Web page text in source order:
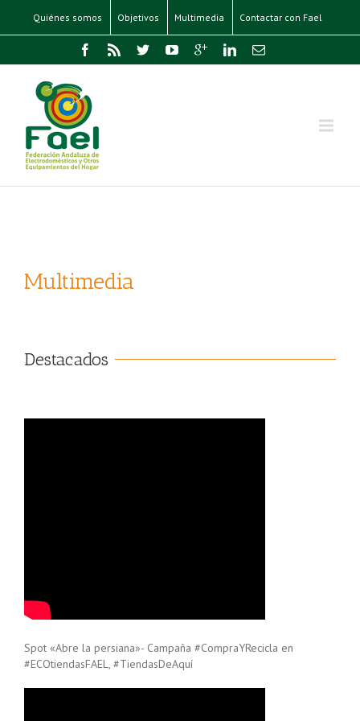
Quiénes somos Objetivos Multimedia Contactar con Fael
Multimedia
Destacados
Spot «Abre la persiana»- Campaña #CompraYRecicla en
#ECOtiendasFAEL, #TiendasDeAquí